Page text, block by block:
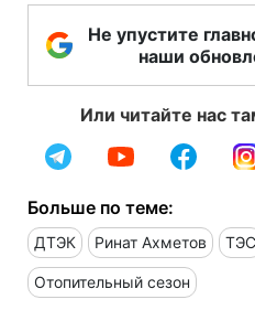
Не упустите
наши
Или читайте нас
Больше по теме:
ДТЭК Ринат Ахметов ТЭС
Отопительный сезон